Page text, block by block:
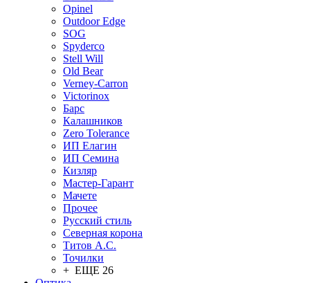
Opinel
Outdoor Edge
SOG
Spyderco
Stell Will
Old Bear
Verney-Carron
Victorinox
Барс
Калашников
Zero Tolerance
ИП Елагин
ИП Семина
Кизляр
Мастер-Гарант
Мачете
Прочее
Русский стиль
Северная корона
Титов А.С.
Точилки
+ ЕЩЕ 26